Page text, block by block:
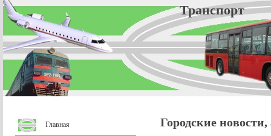
Главная
Городские